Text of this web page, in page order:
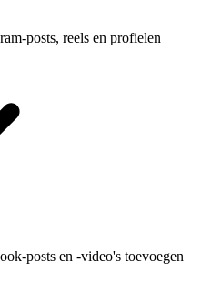
posts, reels en profielen
posts en -video's toevoegen